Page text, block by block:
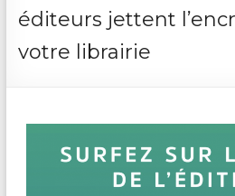
éditeurs jettent
votre librairie